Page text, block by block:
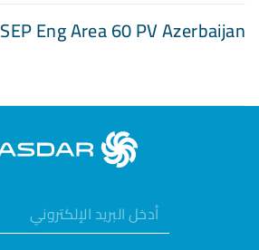
SEP Eng Area 60 PV Azerbaijan